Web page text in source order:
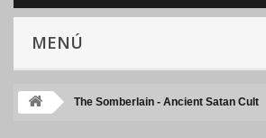
MENÚ
The Somberlain - Ancient Satan Cult